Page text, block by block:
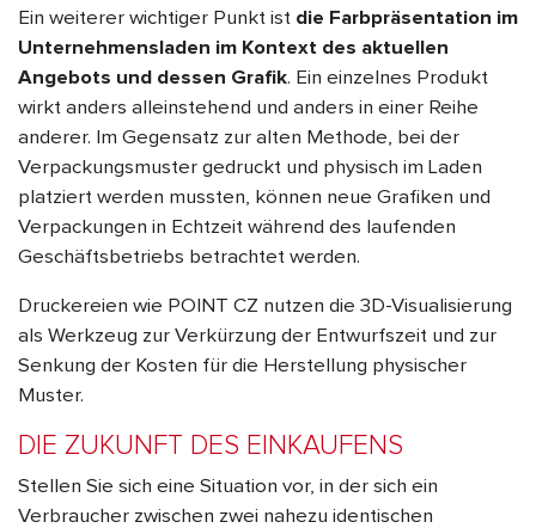
Ein weiterer wichtiger Punkt ist die Farbpräsentation im
Unternehmensladen im Kontext des aktuellen
Angebots und dessen Grafik. Ein einzelnes Produkt
wirkt anders alleinstehend und anders in einer Reihe
anderer. Im Gegensatz zur alten Methode, bei der
Verpackungsmuster gedruckt und physisch im Laden
platziert werden mussten, können neue Grafiken und
Verpackungen in Echtzeit während des laufenden
Geschäftsbetriebs betrachtet werden.
Druckereien wie POINT CZ nutzen die 3D-Visualisierung
als Werkzeug zur Verkürzung der Entwurfszeit und zur
Senkung der Kosten für die Herstellung physischer
Muster.
DIE ZUKUNFT DES EINKAUFENS
Stellen Sie sich eine Situation vor, in der sich ein
Verbraucher zwischen zwei nahezu identischen